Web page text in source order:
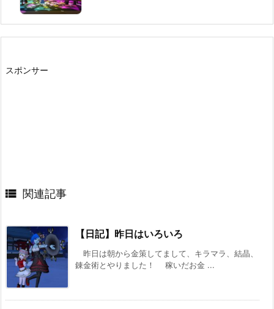
スポンサー
 関連記事
【日記】昨日はいろいろ
昨日は朝から金策してまして、キラマラ、結晶、
錬金術とやりました！ 稼いだお金 ...